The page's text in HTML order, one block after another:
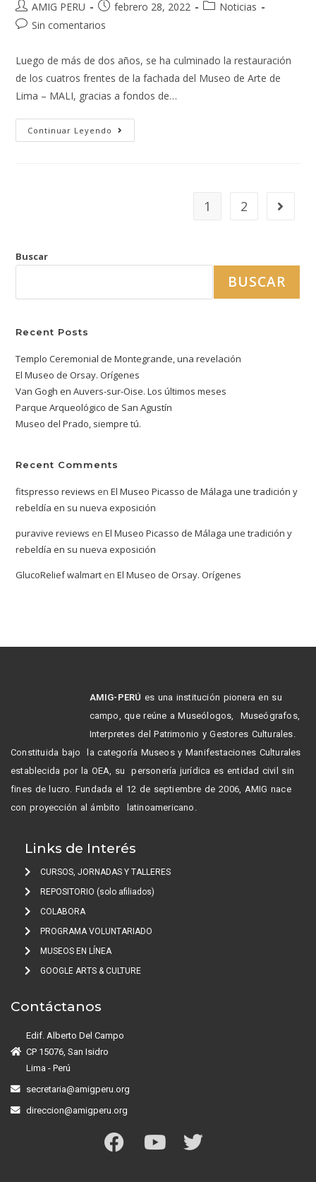
AMIG PERU febrero 28, 2022
Noticias
Sin comentarios
Luego de más de dos años, se ha culminado la restauración
de los cuatros frentes de la fachada del Museo de Arte de
Lima – MALI, gracias a fondos de…
Continuar Leyendo
1 2
Buscar
BUSCAR
Recent Posts
Templo Ceremonial de Montegrande, una revelación
El Museo de Orsay. Orígenes
Van Gogh en Auvers-sur-Oise. Los últimos meses
Parque Arqueológico de San Agustín
Museo del Prado, siempre tú.
Recent Comments
fitspresso reviews enEl Museo Picasso de Málaga une tradición y
rebeldía en su nueva exposición
puravive reviews enEl Museo Picasso de Málaga une tradición y
rebeldía en su nueva exposición
GlucoRelief walmart enEl Museo de Orsay. Orígenes
AMIG-PERÚ es una institución pionera en su
campo, que reúne a Museólogos, Museógrafos,
Interpretes del Patrimonio y Gestores Culturales.
Constituida bajo la categoría Museos y Manifestaciones Culturales
establecida por la OEA, su personería jurídica es entidad civil sin
fines de lucro. Fundada el 12 de septiembre de 2006, AMIG nace
con proyección al ámbito latinoamericano.
Links de Interés
CURSOS, JORNADAS Y TALLERES
REPOSITORIO (solo afiliados)
COLABORA
PROGRAMA VOLUNTARIADO
MUSEOS EN LÍNEA
GOOGLE ARTS & CULTURE
Contáctanos
Edif. Alberto Del Campo
CP 15076, San Isidro
Lima - Perú
secretaria@amigperu.org
direccion@amigperu.org